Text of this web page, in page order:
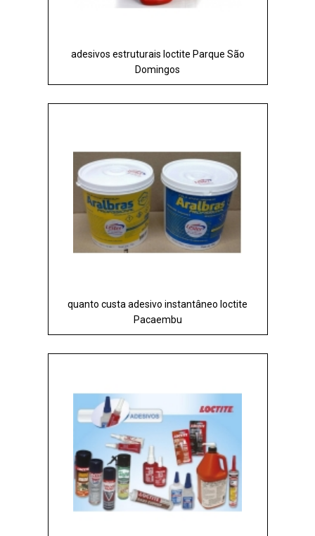
adesivos estruturais loctite Parque São
Domingos
quanto custa adesivo instantâneo loctite
Pacaembu